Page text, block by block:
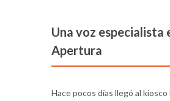
Una voz especialista
Apertura
Hace pocos días llegó al kiosco